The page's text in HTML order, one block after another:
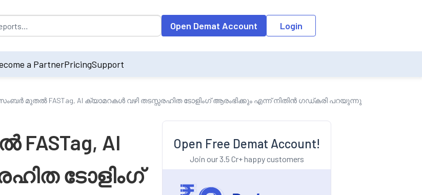
default on accessing the input field. On entering data into the input field, the suggestion list will be updated as per the
Open Demat Account Login
a PartnerPricingSupport
മുതൽ FASTag, AI ക്യാമറകൾ വഴി തടസ്സരഹിത ടോളിംഗ് ആരംഭിക്കും എന്ന് നിതിൻ ഗഡ്കരി പറയുന്നു
AI
ടോളിംഗ്
Open Free Demat Account!
Join our 3.5 Cr+ happy customers